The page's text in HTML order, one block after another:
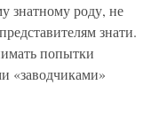
знатному роду, не
знати.
попытки
«заводчиками»